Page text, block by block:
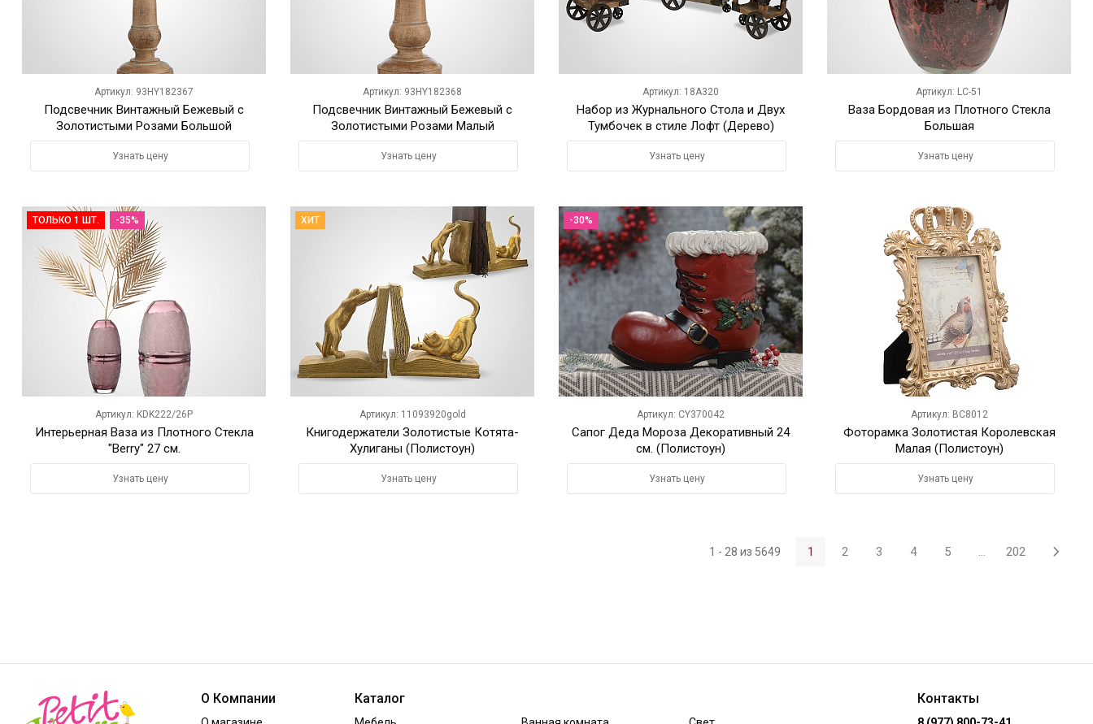
Артикул: 93HY182367
Подсвечник Винтажный Бежевый с
Золотистыми Розами Большой
Узнать цену
Артикул: 93HY182368
Подсвечник Винтажный Бежевый с
Золотистыми Розами Малый
Узнать цену
Артикул: 18A320
Набор из Журнального Стола и Двух
Тумбочек в стиле Лофт (Дерево)
Узнать цену
Артикул: LC-51
Ваза Бордовая из Плотного Стекла
Большая
Узнать цену
ТОЛЬКО 1 ШТ. -35%
Артикул: KDK222/26P
Интерьерная Ваза из Плотного Стекла
"Berry" 27 см.
Узнать цену
ХИТ
Артикул: 11093920gold
Книгодержатели Золотистые Котята-
Хулиганы (Полистоун)
Узнать цену
-30%
Артикул: CY370042
Сапог Деда Мороза Декоративный 24
см. (Полистоун)
Узнать цену
Артикул: BC8012
Фоторамка Золотистая Королевская
Малая (Полистоун)
Узнать цену
1 - 28 из 5649 1 2 3 4 5 ... 202
О Компании Каталог Контакты